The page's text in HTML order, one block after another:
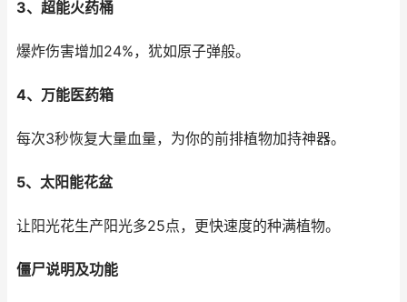
3、超能火药桶
爆炸伤害增加24%，犹如原子弹般。
4、万能医药箱
每次3秒恢复大量血量，为你的前排植物加持神器。
5、太阳能花盆
让阳光花生产阳光多25点，更快速度的种满植物。
僵尸说明及功能